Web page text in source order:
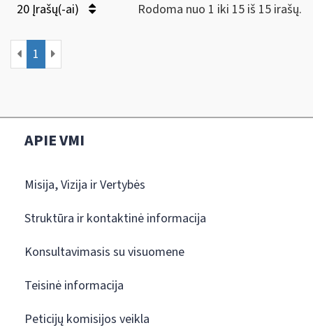
20 Įrašų(-ai) Rodoma nuo 1 iki 15 iš 15 irašų.
1
APIE VMI
Misija, Vizija ir Vertybės
Struktūra ir kontaktinė informacija
Konsultavimasis su visuomene
Teisinė informacija
Peticijų komisijos veikla